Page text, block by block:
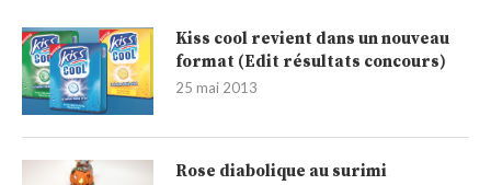
Kiss cool revient dans un nouveau
format (Edit résultats concours)
25 mai 2013
Rose diabolique au surimi